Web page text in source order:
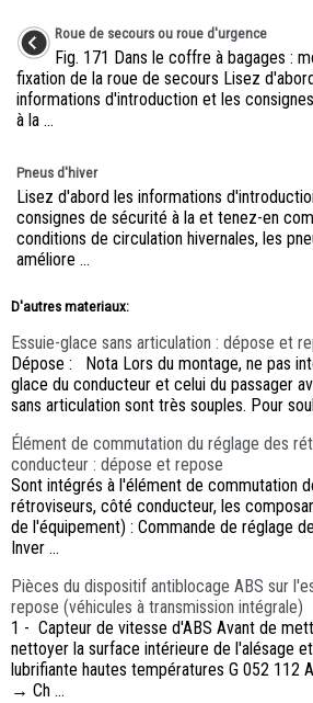
Roue de secours ou roue d'urgence
Fig. 171 Dans le coffre à bagages :
fixation de la roue de secours Lisez
informations d'introduction et les
à la ...
Pneus d'hiver
Lisez d'abord les informations
consignes de sécurité à la et tenez-en
conditions de circulation hivernales, les
améliore ...
D'autres materiaux:
Essuie-glace sans articulation : dépose et
Dépose : Nota Lors du montage, ne pas
glace du conducteur et celui du passager
sans articulation sont très souples. Pour
Élément de commutation du réglage des
conducteur : dépose et repose
Sont intégrés à l'élément de commutation
rétroviseurs, côté conducteur, les
de l'équipement) : Commande de réglage
Inver ...
Pièces du dispositif antiblocage ABS sur
repose (véhicules à transmission intégrale)
1 - Capteur de vitesse d'ABS Avant de
nettoyer la surface intérieure de l'alésage
lubrifiante hautes températures G 052 112
→ Ch ...